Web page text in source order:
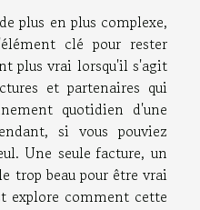
plus en plus complexe,
clé pour rester
plus vrai lorsqu'il s'agit
et partenaires qui
quotidien d'une
si vous pouviez
Une seule facture, un
trop beau pour être vrai
explore comment cette